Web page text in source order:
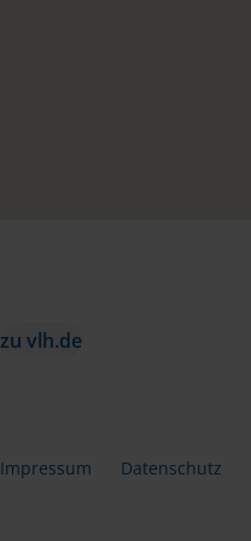
zu vlh.de
Impressum Datenschutz